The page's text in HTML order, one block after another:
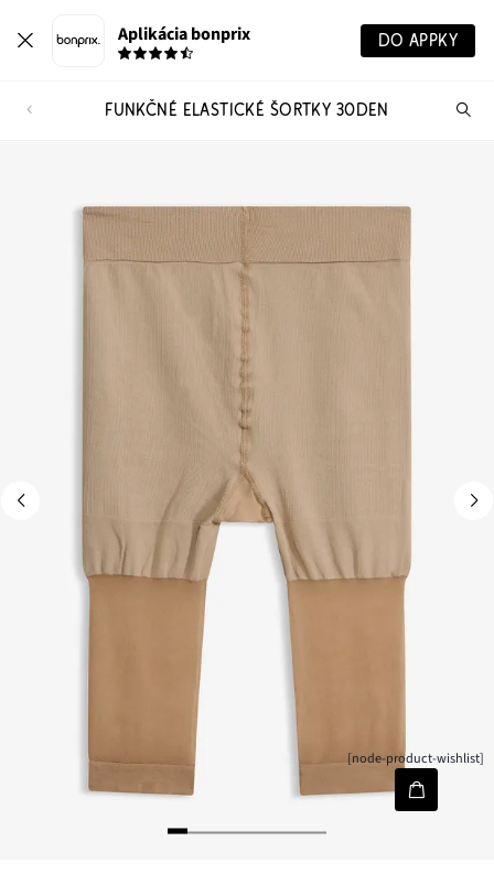
Aplikácia bonprix DO APPKY
FUNKČNÉ ELASTICKÉ ŠORTKY 30DEN
[node-product-wishlist]